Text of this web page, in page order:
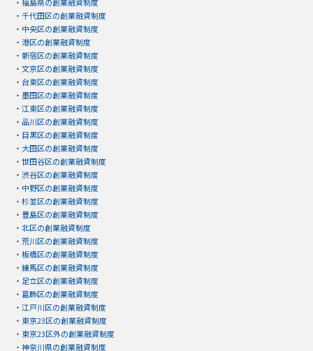
・ 千代田区の創業融資制度
・ 中央区の創業融資制度
・ 港区の創業融資制度
・ 新宿区の創業融資制度
・ 文京区の創業融資制度
・ 台東区の創業融資制度
・ 墨田区の創業融資制度
・ 江東区の創業融資制度
・ 品川区の創業融資制度
・ 目黒区の創業融資制度
・ 大田区の創業融資制度
・ 世田谷区の創業融資制度
・ 渋谷区の創業融資制度
・ 中野区の創業融資制度
・ 杉並区の創業融資制度
・ 豊島区の創業融資制度
・ 北区の創業融資制度
・ 荒川区の創業融資制度
・ 板橋区の創業融資制度
・ 練馬区の創業融資制度
・ 足立区の創業融資制度
・ 葛飾区の創業融資制度
・ 江戸川区の創業融資制度
・ 東京23区の創業融資制度
・ 東京23区外の創業融資制度
・ 神奈川県の創業融資制度